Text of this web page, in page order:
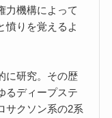
力機構によって
憤りを覚えるよ
に研究。その歴
るディープステ
サクソン系の2系